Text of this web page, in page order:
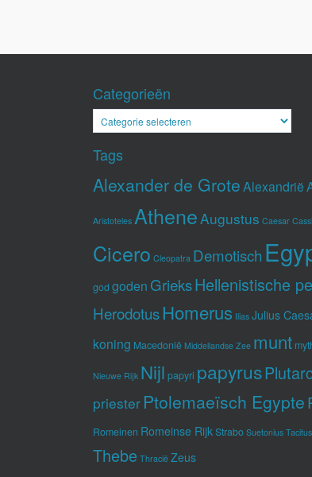
Categorieën
Categorieën
Tags
Alexander de GroteAlexandrië
Aristoteles AtheneAugustus Caesar
Cicero Cleopatra Demotisch
god goden GrieksHellenistische
HerodotusHomerus Ilias Julius
koning Macedonië Middellandse Zee munt
Nieuwe Rijk Nijl papyri papyrus
priester Ptolemaeïsch Egypte
Romeinen Romeinse RijkStrabo Suetonius Tacitus
Thebe Thracië Zeus